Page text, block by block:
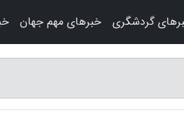
گردشگری خبرهای مهم جهان